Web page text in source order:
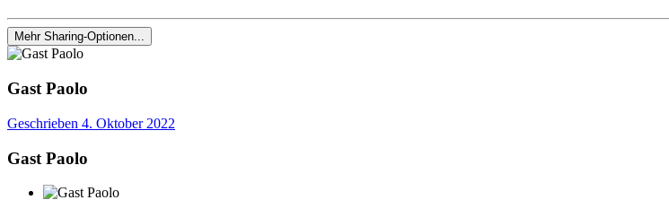
Mehr Sharing-Optionen...
Gast Paolo
Geschrieben 4. Oktober 2022
Gast Paolo